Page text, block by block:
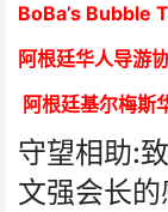
BoBa’s Bubble
阿根廷华人导游
阿根廷基尔梅斯
守望相助:
文强会长